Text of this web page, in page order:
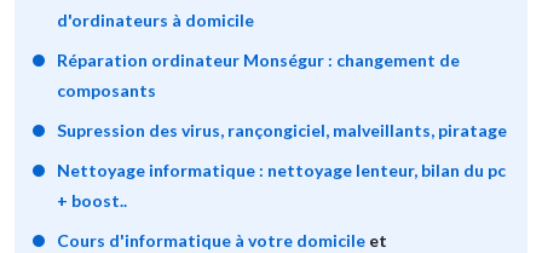
d'ordinateurs à domicile
Réparation ordinateur Monségur : changement de
composants
Supression des virus, rançongiciel, malveillants, piratage
Nettoyage informatique : nettoyage lenteur, bilan du pc
+ boost..
Cours d'informatique à votre domicile et